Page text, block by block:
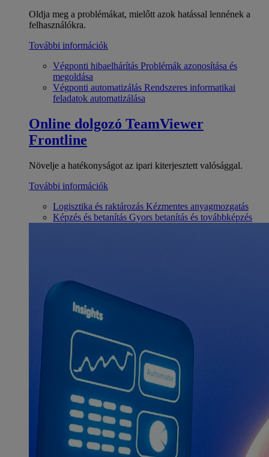
Oldja meg a problémákat, mielőtt azok hatással lennének a
felhasználókra.
További információk
Végponti hibaelhárítás Problémák azonosítása és
megoldása
Végponti automatizálás Rendszeres informatikai
feladatok automatizálása
Online dolgozó TeamViewer
Frontline
Növelje a hatékonyságot az ipari kiterjesztett valósággal.
További információk
Logisztika és raktározás Kézmentes anyagmozgatás
Képzés és betanítás Gyors betanítás és továbbképzés